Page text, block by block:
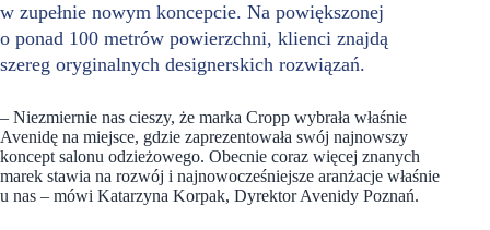
w zupełnie nowym koncepcie. Na powiększonej
o ponad 100 metrów powierzchni, klienci znajdą
szereg oryginalnych designerskich rozwiązań.
– Niezmiernie nas cieszy, że marka Cropp wybrała właśnie
Avenidę na miejsce, gdzie zaprezentowała swój najnowszy
koncept salonu odzieżowego. Obecnie coraz więcej znanych
marek stawia na rozwój i najnowocześniejsze aranżacje właśnie
u nas – mówi Katarzyna Korpak, Dyrektor Avenidy Poznań.